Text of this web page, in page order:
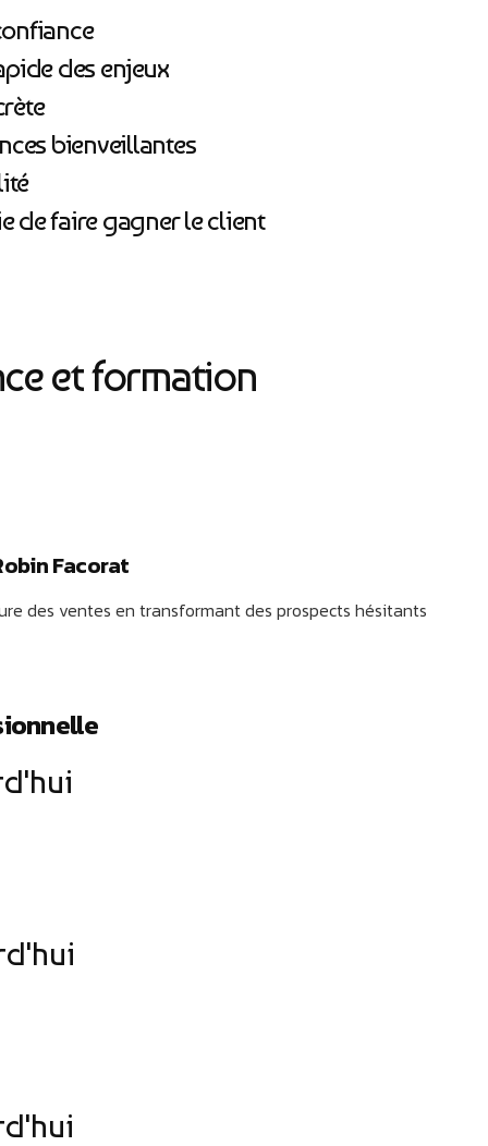
des enjeux
bienveillantes
de faire gagner le client
et formation
Facorat
des ventes en transformant des prospects hésitants